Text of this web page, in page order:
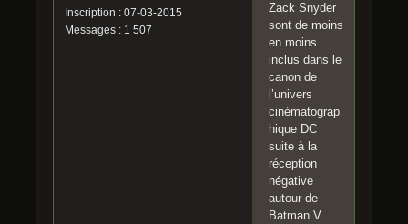
Inscription : 07-03-2015
Messages : 1 507
Zack Snyder
sont de moins
en moins
inclus dans le
canon de
l’univers
cinématograp
hique DC
suite à la
réception
négative
autour de
Batman V